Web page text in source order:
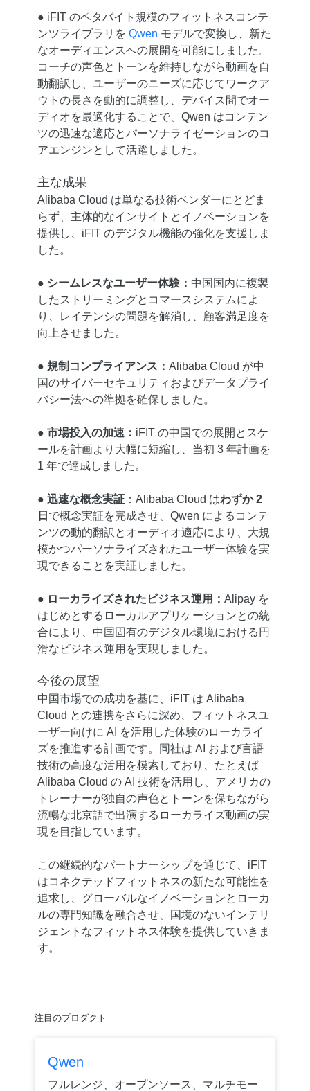
● iFIT のペタバイト規模のフィットネスコンテ
ンツライブラリを Qwen モデルで変換し、新た
なオーディエンスへの展開を可能にしました。
コーチの声色とトーンを維持しながら動画を自
動翻訳し、ユーザーのニーズに応じてワークア
ウトの長さを動的に調整し、デバイス間でオー
ディオを最適化することで、Qwen はコンテン
ツの迅速な適応とパーソナライゼーションのコ
アエンジンとして活躍しました。
主な成果
Alibaba Cloud は単なる技術ベンダーにとどま
らず、主体的なインサイトとイノベーションを
提供し、iFIT のデジタル機能の強化を支援しま
した。
● シームレスなユーザー体験： 中国国内に複製
したストリーミングとコマースシステムによ
り、レイテンシの問題を解消し、顧客満足度を
向上させました。
● 規制コンプライアンス： Alibaba Cloud が中
国のサイバーセキュリティおよびデータプライ
バシー法への準拠を確保しました。
● 市場投入の加速： iFIT の中国での展開とスケ
ールを計画より大幅に短縮し、当初 3 年計画を
1 年で達成しました。
● 迅速な概念実証：Alibaba Cloud はわずか 2
日 で概念実証を完成させ、Qwen によるコンテ
ンツの動的翻訳とオーディオ適応により、大規
模かつパーソナライズされたユーザー体験を実
現できることを実証しました。
● ローカライズされたビジネス運用： Alipay を
はじめとするローカルアプリケーションとの統
合により、中国固有のデジタル環境における円
滑なビジネス運用を実現しました。
今後の展望
中国市場での成功を基に、iFIT は Alibaba
Cloud との連携をさらに深め、フィットネスユ
ーザー向けに AI を活用した体験のローカライ
ズを推進する計画です。同社は AI および言語
技術の高度な活用を模索しており、たとえば
Alibaba Cloud の AI 技術を活用し、アメリカの
トレーナーが独自の声色とトーンを保ちながら
流暢な北京語で出演するローカライズ動画の実
現を目指しています。
この継続的なパートナーシップを通じて、iFIT
はコネクテッドフィットネスの新たな可能性を
追求し、グローバルなイノベーションとローカ
ルの専門知識を融合させ、国境のないインテリ
ジェントなフィットネス体験を提供していきま
す。
注目のプロダクト
Qwen
フルレンジ、オープンソース、マルチモー